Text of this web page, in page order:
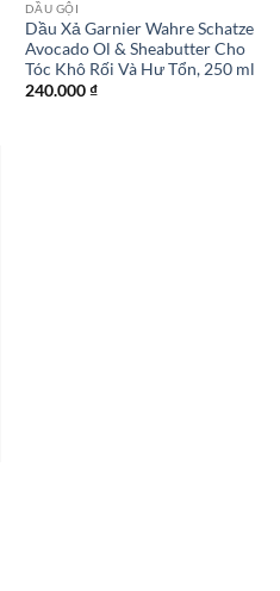
DẦU GỘI
Dầu Xả Garnier Wahre Schatze
Avocado Ol & Sheabutter Cho
Tóc Khô Rối Và Hư Tổn, 250 ml
240.000₫